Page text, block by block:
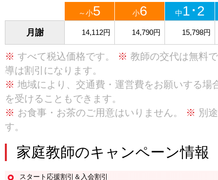
～小5 小6 中 1･2
月謝 14,112円 14,790円 15,798円
※ すべて税込価格です。 ※ 教師の交代は無料
導は割引になります。
※ 地域により、交通費・運営費をお願いする場
を受けることもできます。
※ お食事・お茶のご用意はいりません。 ※ 別
す。
家庭教師のキャンペーン情報
スタート応援割引＆入会割引